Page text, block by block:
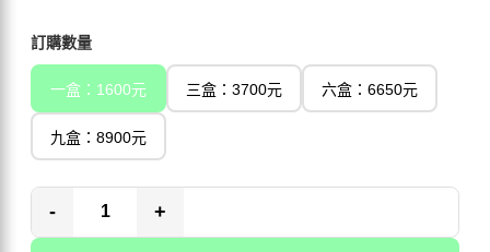
訂購數量
一盒：1600元 三盒：3700元 六盒：6650元
九盒：8900元
- +